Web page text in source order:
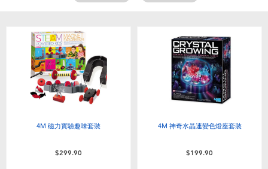
盲盒
人氣角色
4M 磁力實驗趣味套裝
$299.90
4M 神奇水晶連變色燈座套裝
$199.90